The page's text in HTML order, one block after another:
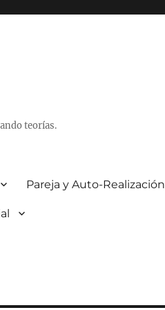
teorías.
Pareja y Auto-Realización